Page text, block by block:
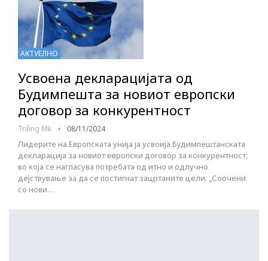
АКТУЕЛНО
Усвоена декларацијата од
Будимпешта за новиот европски
договор за конкурентност
Triling Mk 08/11/2024
Лидерите на Европската унија ја усвоија Будимпештанската
декларација за новиот европски договор за конкурентност,
во која се нагласува потребата од итно и одлучно
дејствување за да се постигнат зацртаните цели. „Соочени
со нови…